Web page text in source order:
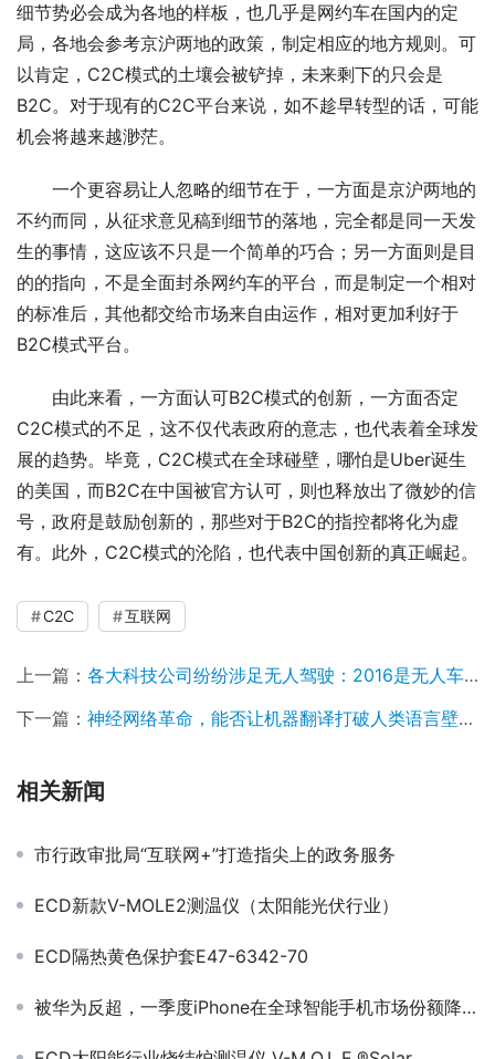
细节势必会成为各地的样板，也几乎是网约车在国内的定
局，各地会参考京沪两地的政策，制定相应的地方规则。可
以肯定，C2C模式的土壤会被铲掉，未来剩下的只会是
B2C。对于现有的C2C平台来说，如不趁早转型的话，可能
机会将越来越渺茫。
一个更容易让人忽略的细节在于，一方面是京沪两地的
不约而同，从征求意见稿到细节的落地，完全都是同一天发
生的事情，这应该不只是一个简单的巧合；另一方面则是目
的的指向，不是全面封杀网约车的平台，而是制定一个相对
的标准后，其他都交给市场来自由运作，相对更加利好于
B2C模式平台。
由此来看，一方面认可B2C模式的创新，一方面否定
C2C模式的不足，这不仅代表政府的意志，也代表着全球发
展的趋势。毕竟，C2C模式在全球碰壁，哪怕是Uber诞生
的美国，而B2C在中国被官方认可，则也释放出了微妙的信
号，政府是鼓励创新的，那些对于B2C的指控都将化为虚
有。此外，C2C模式的沦陷，也代表中国创新的真正崛起。
C2C 互联网
上一篇： 各大科技公司纷纷涉足无人驾驶：2016是无人车转折年
下一篇： 神经网络革命，能否让机器翻译打破人类语言壁垒？
相关新闻
市行政审批局“互联网+”打造指尖上的政务服务
ECD新款V-MOLE2测温仪（太阳能光伏行业）
ECD隔热黄色保护套E47-6342-70
被华为反超，一季度iPhone在全球智能手机市场份额降至第三